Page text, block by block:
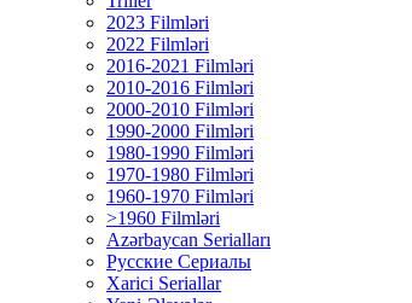
2023 Filmləri
2022 Filmləri
2016-2021 Filmləri
2010-2016 Filmləri
2000-2010 Filmləri
1990-2000 Filmləri
1980-1990 Filmləri
1970-1980 Filmləri
1960-1970 Filmləri
>1960 Filmləri
Azərbaycan Serialları
Русские Сериалы
Xarici Seriallar